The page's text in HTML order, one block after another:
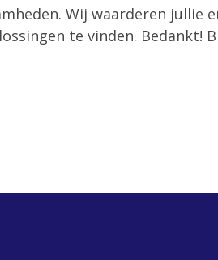
Wij waarderen jullie
te vinden. Bedankt!